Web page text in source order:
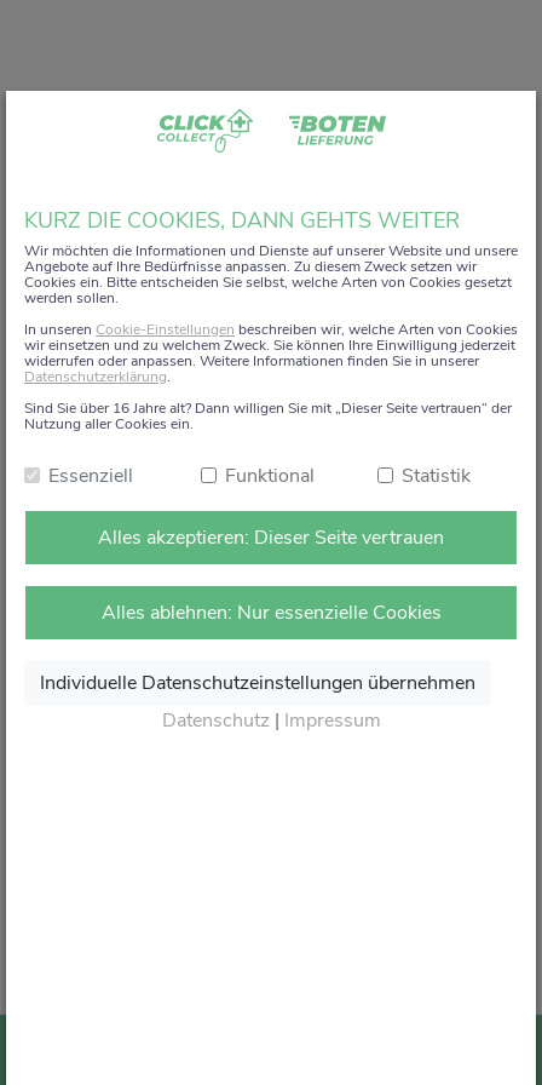
Liebe Kundin, lieber Kunde,
vielen Dank, dass Sie unser digitalesZACK+DA!
Aktionsregal genutzt haben.
Wir haben uns sehr gefreut, Sie auf diesem Weg begleiten
zu dürfen.
Dieses Angebot wird zum 15. Januar 2026 eingestellt.
Ab dem 16. Januar 2026 stehen die Online-
nicht mehr zur Verfügung.
Natürlich sind wir weiterhin persönlich für Sie da. Direkt
vor Ort in Ihrer Apotheke.
attraktive Angebote und den besten Service rund um Ihre
Danke für Ihr Vertrauen.
KURZ DIE COOKIES, DANN GEHTS WEITER
Wir möchten die Informationen und Dienste auf unserer Website und unsere
Angebote auf Ihre Bedürfnisse anpassen. Zu diesem Zweck setzen wir
Cookies ein. Bitte entscheiden Sie selbst, welche Arten von Cookies gesetzt
werden sollen.
In unseren Cookie-Einstellungen beschreiben wir, welche Arten von Cookies
wir einsetzen und zu welchem Zweck. Sie können Ihre Einwilligung jederzeit
widerrufen oder anpassen. Weitere Informationen finden Sie in unserer
Datenschutzerklärung.
Sind Sie über 16 Jahre alt? Dann willigen Sie mit „Dieser Seite vertrauen“ der
Nutzung aller Cookies ein.
Essenziell Funktional Statistik
Alles akzeptieren: Dieser Seite vertrauen
Alles ablehnen: Nur essenzielle Cookies
Individuelle Datenschutzeinstellungen übernehmen
Datenschutz| Impressum